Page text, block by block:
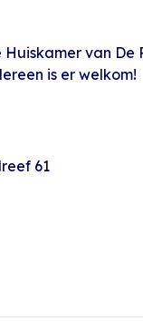
van
is er welkom!
61